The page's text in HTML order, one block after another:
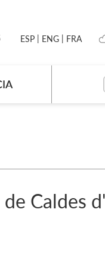
ESP | ENG | FRA
Caldes